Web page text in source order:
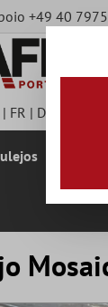
+49 40
| FR | DE